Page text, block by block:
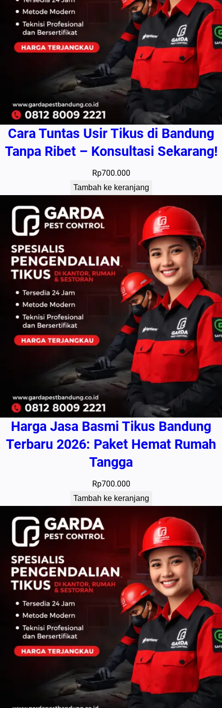
Cara Tuntas Usir Tikus di Bandung
Tanpa Ribet – Konsultasi Sekarang!
Rp700.000
Tambah ke keranjang
Harga Jasa Basmi Tikus Bandung
Terbaru 2026: Paket Hemat Rumah
Tangga
Rp700.000
Tambah ke keranjang